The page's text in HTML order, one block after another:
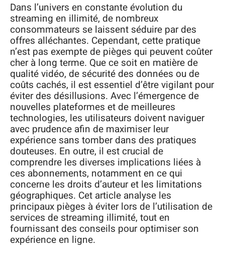
Dans l’univers en constante évolution du
streaming en illimité, de nombreux
consommateurs se laissent séduire par des
offres alléchantes. Cependant, cette pratique
n’est pas exempte de pièges qui peuvent coûter
cher à long terme. Que ce soit en matière de
qualité vidéo, de sécurité des données ou de
coûts cachés, il est essentiel d’être vigilant pour
éviter des désillusions. Avec l’émergence de
nouvelles plateformes et de meilleures
technologies, les utilisateurs doivent naviguer
avec prudence afin de maximiser leur
expérience sans tomber dans des pratiques
douteuses. En outre, il est crucial de
comprendre les diverses implications liées à
ces abonnements, notamment en ce qui
concerne les droits d’auteur et les limitations
géographiques. Cet article analyse les
principaux pièges à éviter lors de l’utilisation de
services de streaming illimité, tout en
fournissant des conseils pour optimiser son
expérience en ligne.